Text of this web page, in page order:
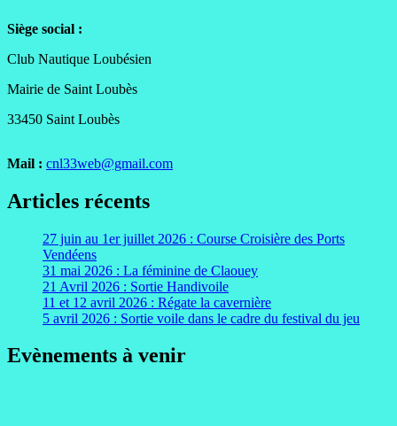
Siège social :
Club Nautique Loubésien
Mairie de Saint Loubès
33450 Saint Loubès
Mail : cnl33web@gmail.com
Articles récents
27 juin au 1er juillet 2026 : Course Croisière des Ports
Vendéens
31 mai 2026 : La féminine de Claouey
21 Avril 2026 : Sortie Handivoile
11 et 12 avril 2026 : Régate la cavernière
5 avril 2026 : Sortie voile dans le cadre du festival du jeu
Evènements à venir